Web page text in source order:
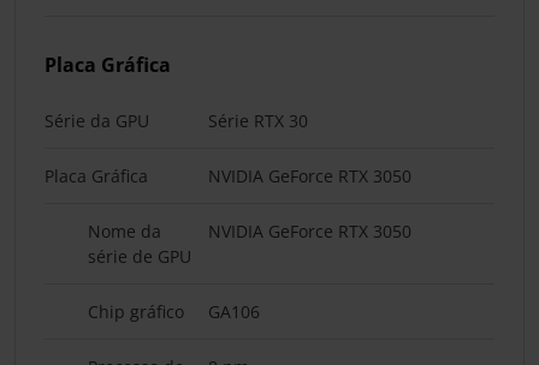
Placa Gráfica
Série da GPU Série RTX 30
Placa Gráfica NVIDIA GeForce RTX 3050
Nome da
série de GPU
NVIDIA GeForce RTX 3050
Chip gráfico GA106